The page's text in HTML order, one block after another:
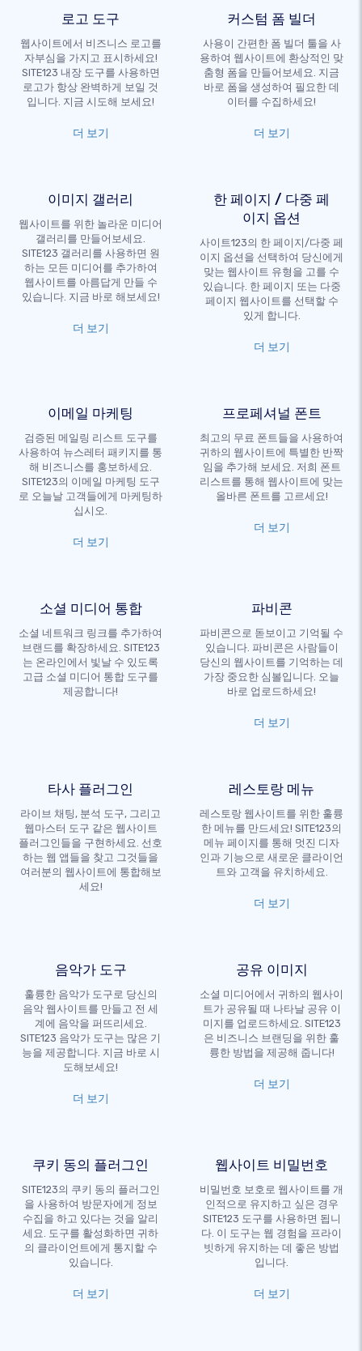
로고 도구
웹사이트에서 비즈니스 로고를
자부심을 가지고 표시하세요!
SITE123 내장 도구를 사용하면
로고가 항상 완벽하게 보일 것
입니다. 지금 시도해 보세요!
더 보기
커스텀 폼 빌더
사용이 간편한 폼 빌더 툴을 사
용하여 웹사이트에 환상적인 맞
춤형 폼을 만들어보세요. 지금
바로 폼을 생성하여 필요한 데
이터를 수집하세요!
더 보기
이미지 갤러리
웹사이트를 위한 놀라운 미디어
갤러리를 만들어보세요.
SITE123 갤러리를 사용하면 원
하는 모든 미디어를 추가하여
웹사이트를 아름답게 만들 수
있습니다. 지금 바로 해보세요!
더 보기
한 페이지 / 다중 페
이지 옵션
사이트123의 한 페이지/다중 페
이지 옵션을 선택하여 당신에게
맞는 웹사이트 유형을 고를 수
있습니다. 한 페이지 또는 다중
페이지 웹사이트를 선택할 수
있게 합니다.
더 보기
이메일 마케팅
검증된 메일링 리스트 도구를
사용하여 뉴스레터 패키지를 통
해 비즈니스를 홍보하세요.
SITE123의 이메일 마케팅 도구
로 오늘날 고객들에게 마케팅하
십시오.
더 보기
프로페셔널 폰트
최고의 무료 폰트들을 사용하여
귀하의 웹사이트에 특별한 반짝
임을 추가해 보세요. 저희 폰트
리스트를 통해 웹사이트에 맞는
올바른 폰트를 고르세요!
더 보기
소셜 미디어 통합
소셜 네트워크 링크를 추가하여
브랜드를 확장하세요. SITE123
는 온라인에서 빛날 수 있도록
고급 소셜 미디어 통합 도구를
제공합니다!
파비콘
파비콘으로 돋보이고 기억될 수
있습니다. 파비콘은 사람들이
당신의 웹사이트를 기억하는 데
가장 중요한 심볼입니다. 오늘
바로 업로드하세요!
더 보기
타사 플러그인
라이브 채팅, 분석 도구, 그리고
웹마스터 도구 같은 웹사이트
플러그인들을 구현하세요. 선호
하는 웹 앱들을 찾고 그것들을
여러분의 웹사이트에 통합해보
세요!
레스토랑 메뉴
레스토랑 웹사이트를 위한 훌륭
한 메뉴를 만드세요! SITE123의
메뉴 페이지를 통해 멋진 디자
인과 기능으로 새로운 클라이언
트와 고객을 유치하세요.
더 보기
음악가 도구
훌륭한 음악가 도구로 당신의
음악 웹사이트를 만들고 전 세
계에 음악을 퍼뜨리세요.
SITE123 음악가 도구는 많은 기
능을 제공합니다. 지금 바로 시
도해보세요!
더 보기
공유 이미지
소셜 미디어에서 귀하의 웹사이
트가 공유될 때 나타날 공유 이
미지를 업로드하세요. SITE123
은 비즈니스 브랜딩을 위한 훌
륭한 방법을 제공해 줍니다!
더 보기
쿠키 동의 플러그인
SITE123의 쿠키 동의 플러그인
을 사용하여 방문자에게 정보
수집을 하고 있다는 것을 알리
세요. 도구를 활성화하면 귀하
의 클라이언트에게 통지할 수
있습니다.
더 보기
웹사이트 비밀번호
비밀번호 보호로 웹사이트를 개
인적으로 유지하고 싶은 경우
SITE123 도구를 사용하면 됩니
다. 이 도구는 웹 경험을 프라이
빗하게 유지하는 데 좋은 방법
입니다.
더 보기